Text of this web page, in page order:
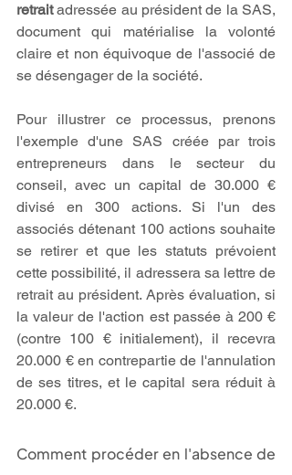
retrait adressée au président de la SAS,
document qui matérialise la volonté
claire et non équivoque de l'associé de
se désengager de la société.
Pour illustrer ce processus, prenons
l'exemple d'une SAS créée par trois
entrepreneurs dans le secteur du
conseil, avec un capital de 30.000 €
divisé en 300 actions. Si l'un des
associés détenant 100 actions souhaite
se retirer et que les statuts prévoient
cette possibilité, il adressera sa lettre de
retrait au président. Après évaluation, si
la valeur de l'action est passée à 200 €
(contre 100 € initialement), il recevra
20.000 € en contrepartie de l'annulation
de ses titres, et le capital sera réduit à
20.000 €.
Comment procéder en l'absence de